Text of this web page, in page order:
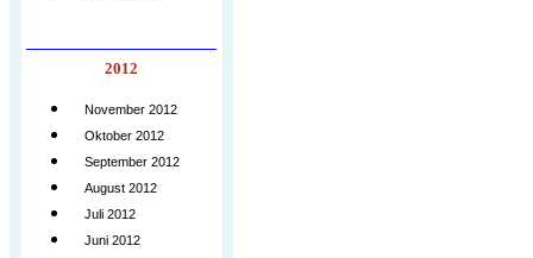
2012
November 2012
Oktober 2012
September 2012
August 2012
Juli 2012
Juni 2012